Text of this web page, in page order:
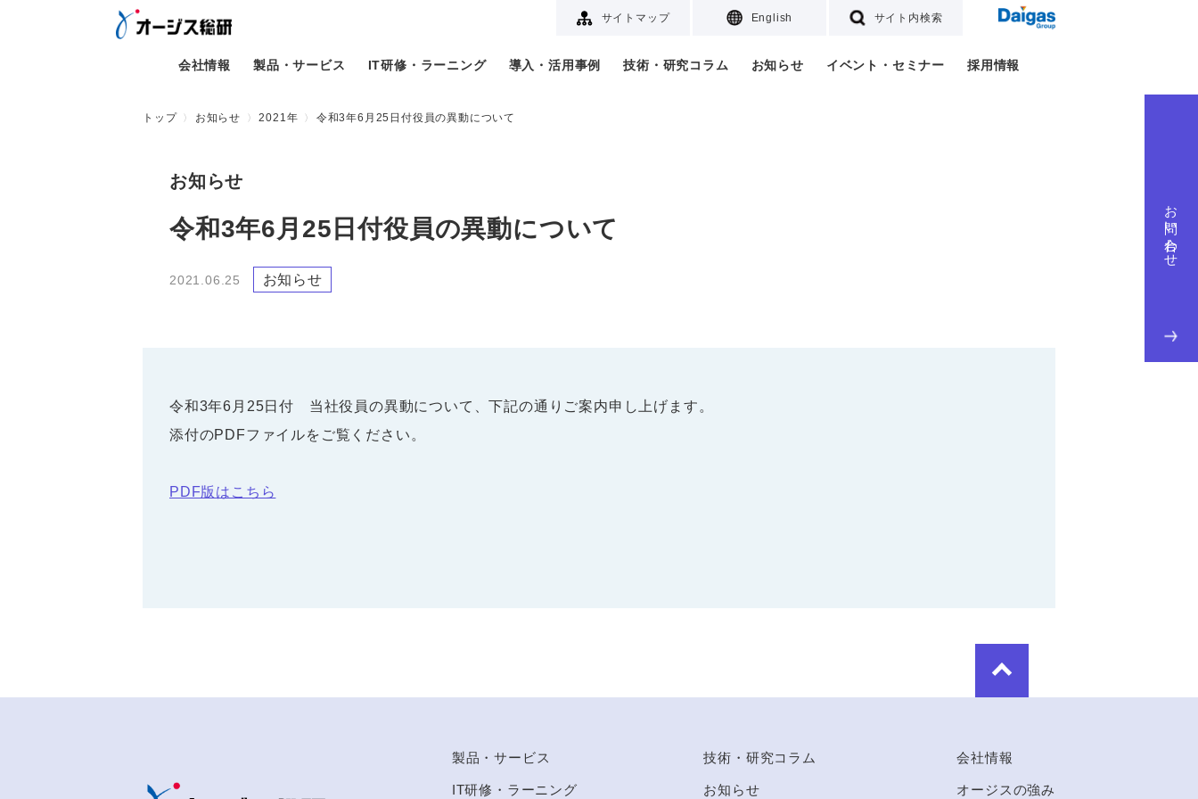
サイトマップ English サイト内検索
会社情報 製品・サービス IT研修・ラーニング 導入・活用事例 技術・研究コラム お知らせ イベント・セミナー 採用情報
お問い合わせ
トップ お知らせ 2021年 令和3年6月25日付役員の異動について
お知らせ
令和3年6月25日付役員の異動について
2021.06.25 お知らせ
令和3年6月25日付 当社役員の異動について、下記の通りご案内申し上げます。
添付のPDFファイルをご覧ください。
PDF版はこちら
製品・サービス
IT研修・ラーニング
技術・研究コラム
お知らせ
会社情報
オージスの強み